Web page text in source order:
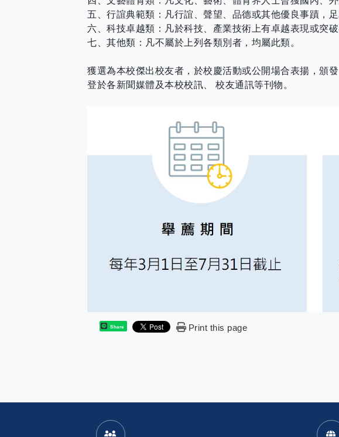
五、行誼典範類：凡行誼、聲望、品德或其他優良事蹟，足
六、科技卓越類：凡於科技、產業技術上有卓越表現或突破
七、其他類：凡不屬於上列各類別者，均屬此類。
獲選為本校傑出校友者，於校慶活動或公開場合表揚，頒
登於各新聞媒體及本校校訊、 校友通訊等刊物。
Share Print this page
發布者：